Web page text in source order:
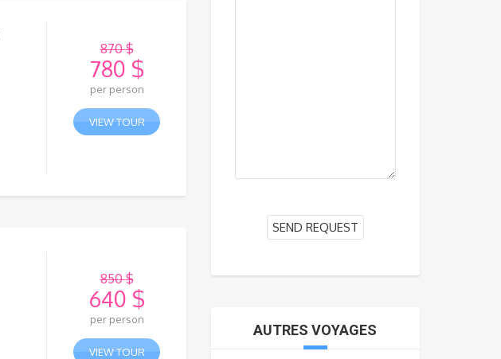
870$
Le
prix
initial
était :
780 $
Le
prix
actuel
per person
VIEW TOUR
850$
Le
prix
initial
640 $
Le
prix
per person
VIEW TOUR
AUTRES VOYAGES